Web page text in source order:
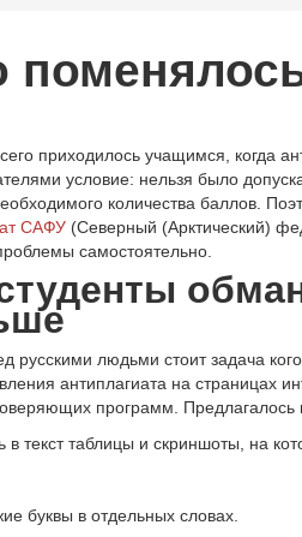
приходилось учащимся, когда
условие: нельзя было
количества баллов.
САФУ (Северный (Арктический)
самостоятельно.
русскими людьми стоит задача
антиплагиата на страницах
программ. Предлагалось
в текст таблицы и скриншоты, на
буквы в отдельных словах.